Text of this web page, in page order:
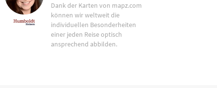
Dank der Karten von mapz.com
können wir weltweit die
individuellen Besonderheiten
einer jeden Reise optisch
ansprechend abbilden.